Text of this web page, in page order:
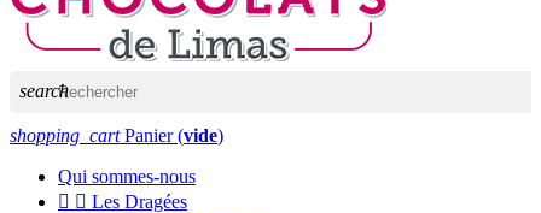
search
shopping_cart Panier (vide)
Qui sommes-nous
  Les Dragées